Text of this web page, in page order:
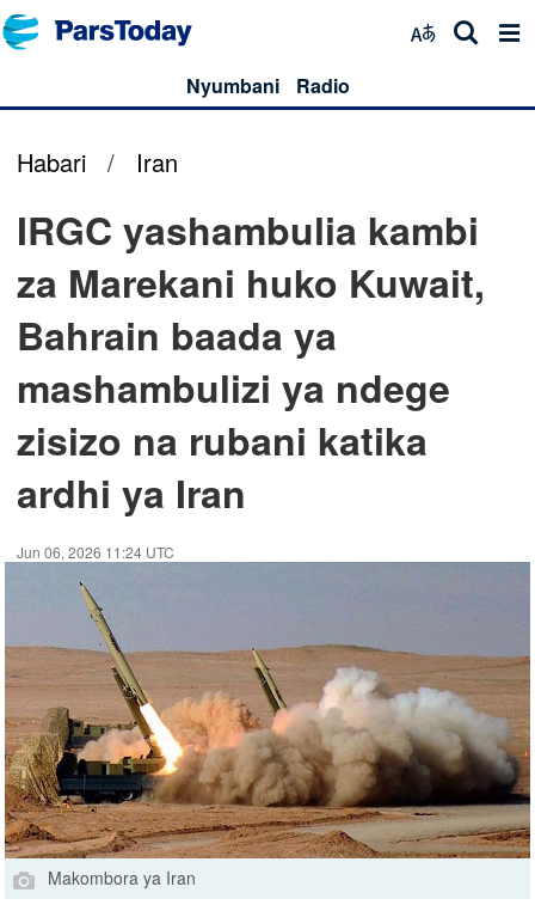
Nyumbani Radio
Habari / Iran
IRGC yashambulia kambi
za Marekani huko Kuwait,
Bahrain baada ya
mashambulizi ya ndege
zisizo na rubani katika
ardhi ya Iran
Jun 06, 2026 11:24 UTC
Makombora ya Iran